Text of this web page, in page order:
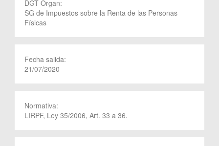
DGT Organ:
SG de Impuestos sobre la Renta de las Personas
Físicas
Fecha salida:
21/07/2020
Normativa:
LIRPF, Ley 35/2006, Art. 33 a 36.